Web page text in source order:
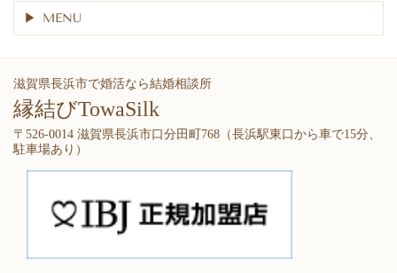
MENU
滋賀県長浜市で婚活なら結婚相談所
縁結びTowaSilk
〒526-0014 滋賀県長浜市口分田町768（長浜駅東口から車で15分、
駐車場あり）